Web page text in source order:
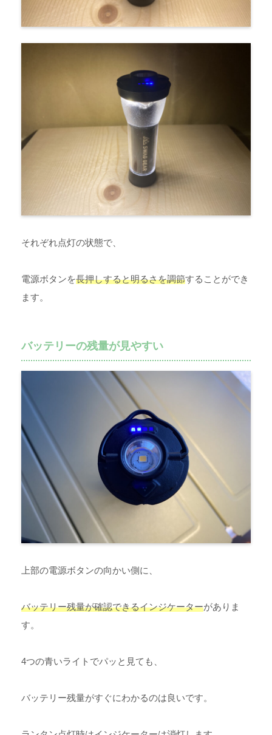
それぞれ点灯の状態で、
電源ボタンを長押しすると明るさを調節することができ
ます。
バッテリーの残量が見やすい
上部の電源ボタンの向かい側に、
バッテリー残量が確認できるインジケーターがありま
す。
4つの青いライトでパッと見ても、
バッテリー残量がすぐにわかるのは良いです。